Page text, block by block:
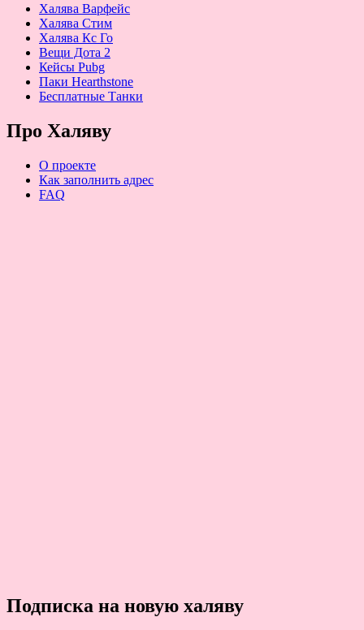
Халява Варфейс
Халява Стим
Халява Кс Го
Вещи Дота 2
Кейсы Pubg
Паки Hearthstone
Бесплатные Танки
Про Халяву
О проекте
Как заполнить адрес
FAQ
Подписка на новую халяву